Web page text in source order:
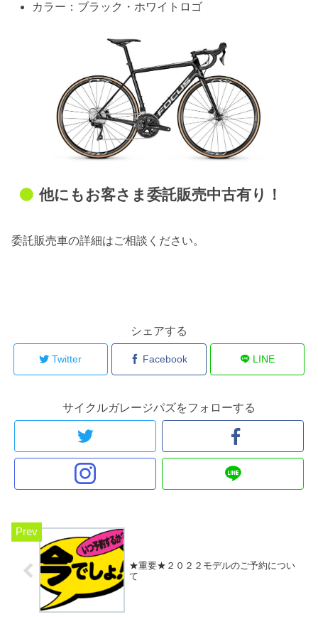
カラー：ブラック・ホワイトロゴ
他にもお客さま委託販売中古有り！
委託販売車の詳細はご相談ください。
シェアする
Twitter Facebook LINE
サイクルガレージパズをフォローする
★重要★２０２２モデルのご予約につい
て